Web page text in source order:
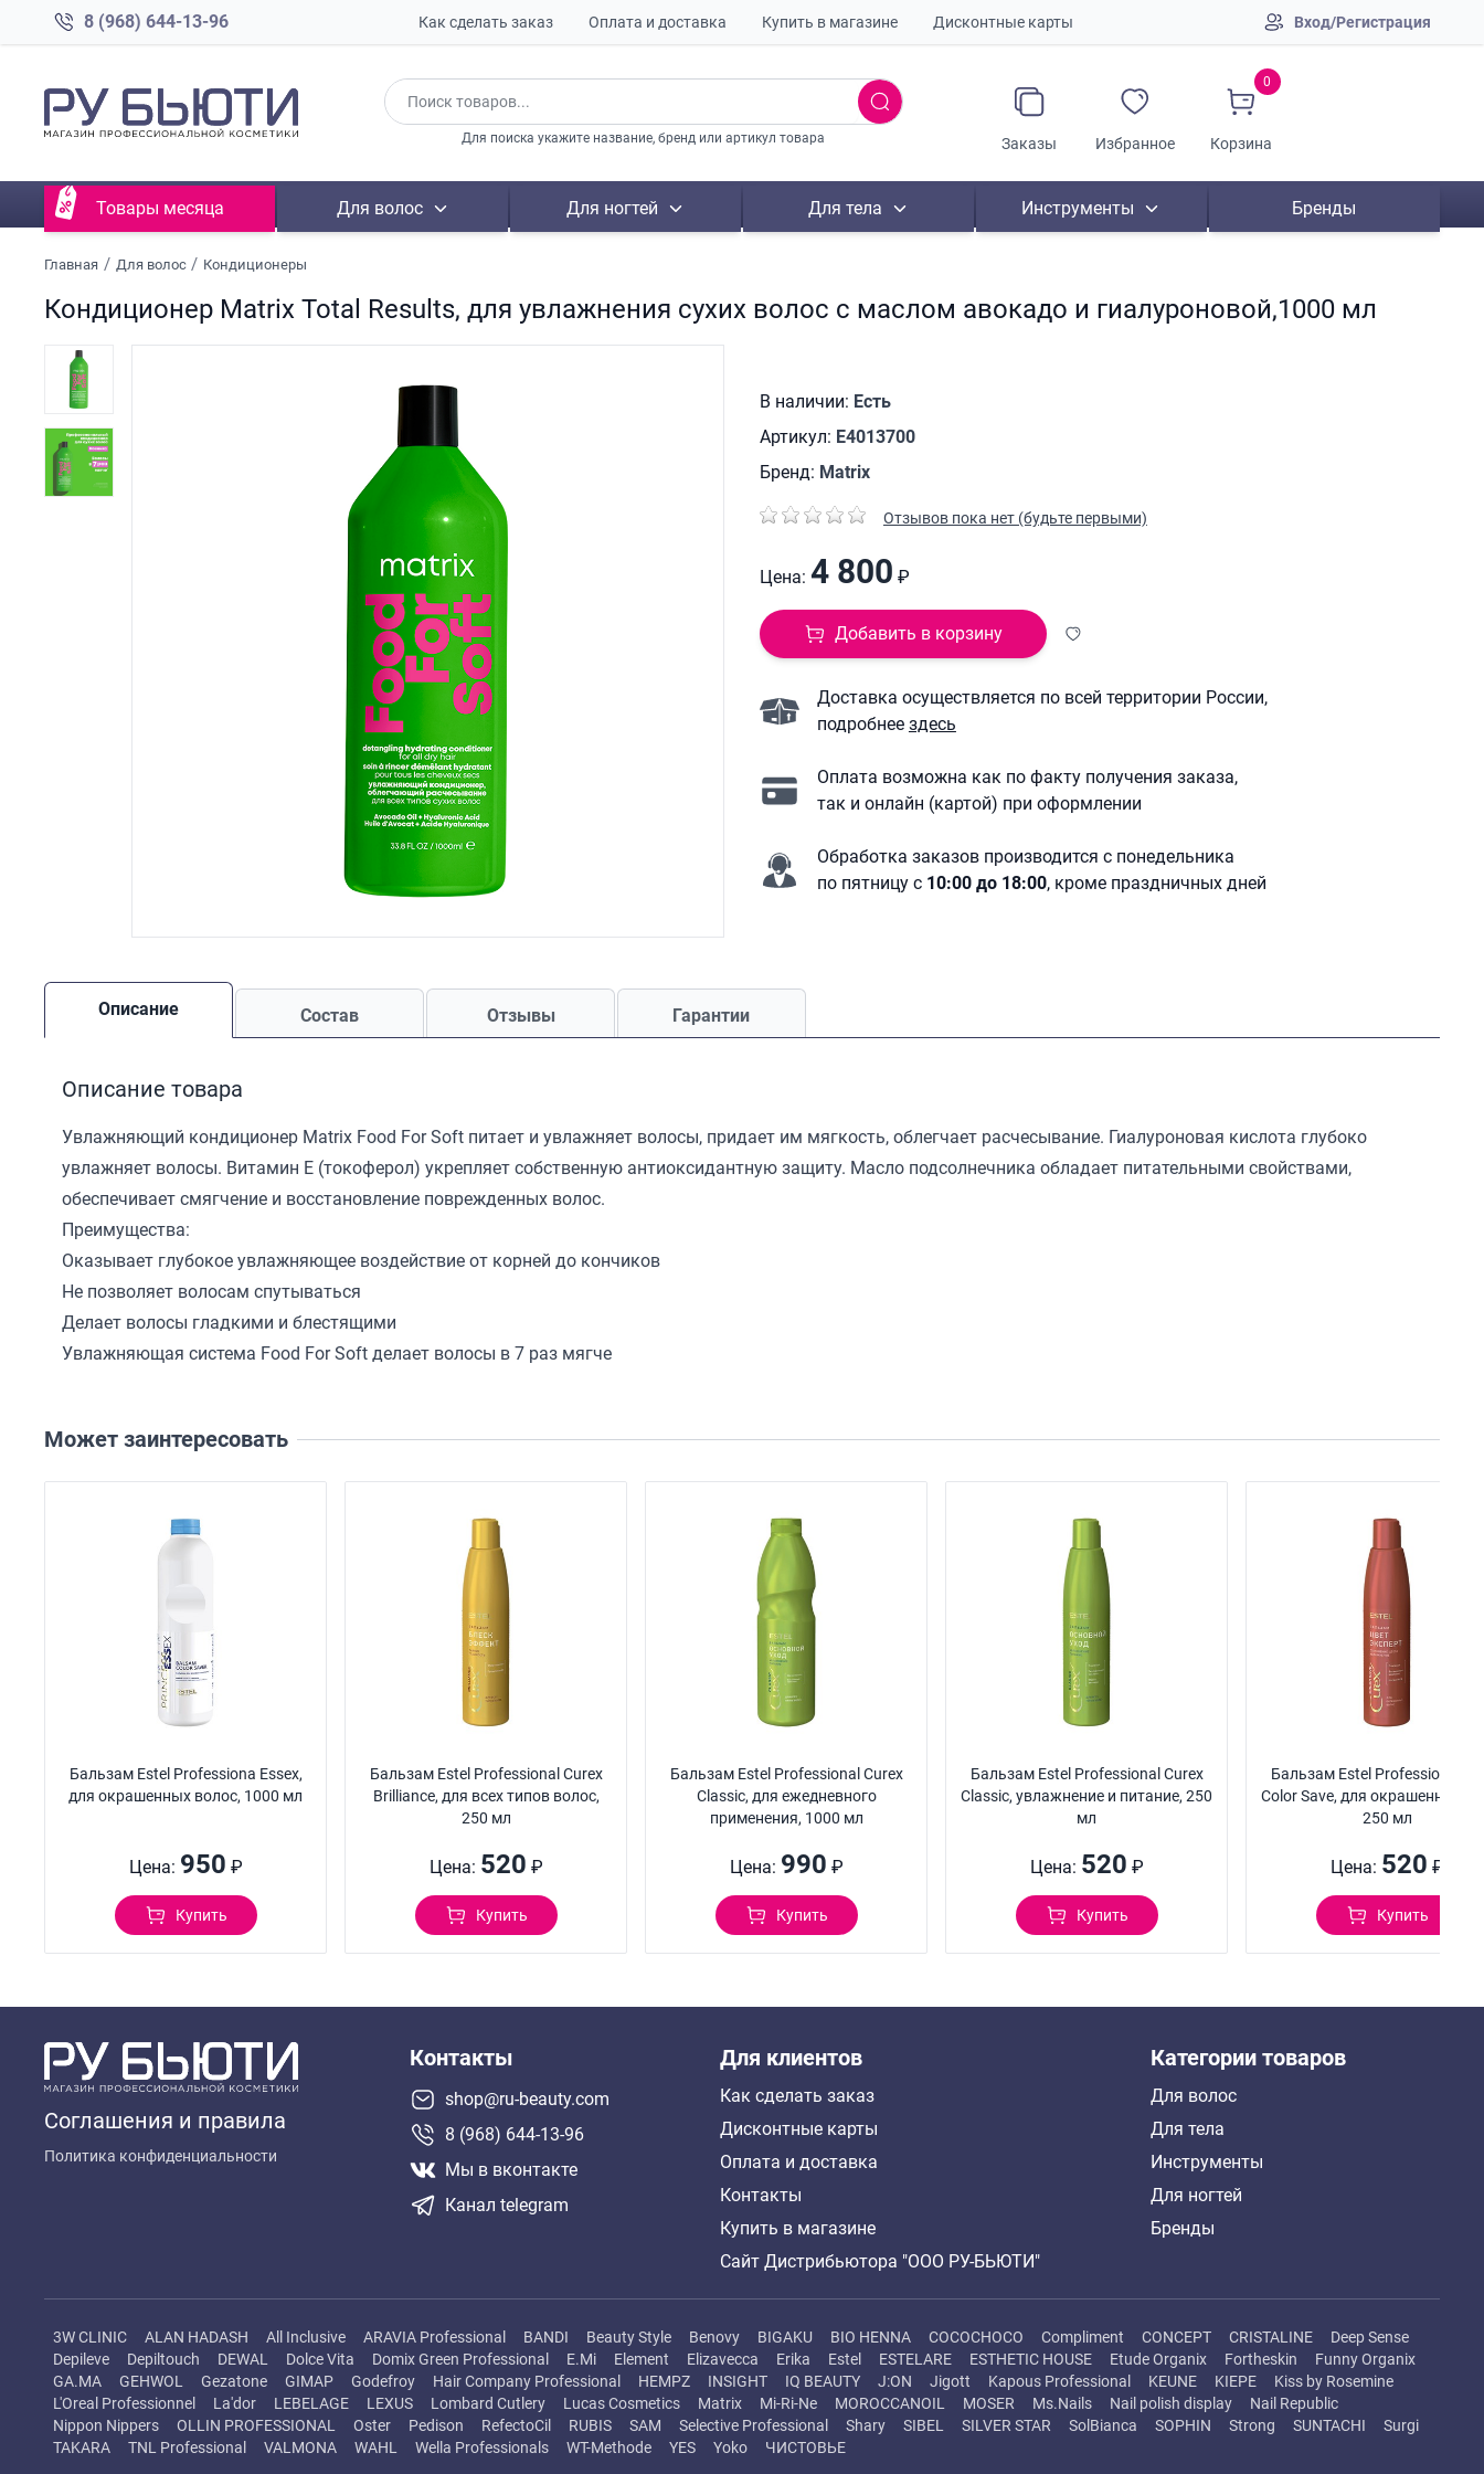
8 (968) 644-13-96 Как сделать заказ Оплата и доставка Купить в магазине Дисконтные карты Вход/Регистрация
Для поиска укажите название, бренд или артикул товара Заказы Избранное Корзина
0
Товары месяца Для волос Для ногтей Для тела Инструменты Бренды
Главная Для волос Кондиционеры
Кондиционер Matrix Total Results, для увлажнения сухих волос с маслом авокадо и гиалуроновой,1000 мл
В наличии: Есть
Артикул: E4013700
Бренд: Matrix
Отзывов пока нет (будьте первыми)
Цена: 4 800 ₽
Добавить в корзину
Доставка осуществляется по всей территории России,
подробнее здесь
Оплата возможна как по факту получения заказа,
так и онлайн (картой) при оформлении
Обработка заказов производится с понедельника
по пятницу с 10:00 до 18:00, кроме праздничных дней
Описание Состав Отзывы Гарантии
Описание товара
Увлажняющий кондиционер Matrix Food For Soft питает и увлажняет волосы, придает им мягкость, облегчает расчесывание. Гиалуроновая кислота глубоко
увлажняет волосы. Витамин E (токоферол) укрепляет собственную антиоксидантную защиту. Масло подсолнечника обладает питательными свойствами,
обеспечивает смягчение и восстановление поврежденных волос.
Преимущества:
Оказывает глубокое увлажняющее воздействие от корней до кончиков
Не позволяет волосам спутываться
Делает волосы гладкими и блестящими
Увлажняющая система Food For Soft делает волосы в 7 раз мягче
Может заинтересовать
Бальзам Estel Professiona Essex,
для окрашенных волос, 1000 мл
Цена: 950 ₽
Купить
Бальзам Estel Professional Curex
Brilliance, для всех типов волос,
250 мл
Цена: 520 ₽
Купить
Бальзам Estel Professional Curex
Classic, для ежедневного
применения, 1000 мл
Цена: 990 ₽
Купить
Бальзам Estel Professional Curex
Classic, увлажнение и питание, 250
мл
Цена: 520 ₽
Купить
Бальзам Estel Professional
Color Save, для окрашенных
250 мл
Цена: 520 ₽
Купить
Соглашения и правила
Политика конфиденциальности
Контакты
shop@ru-beauty.com
8 (968) 644-13-96
Мы в вконтакте
Канал telegram
Для клиентов
Как сделать заказ
Дисконтные карты
Оплата и доставка
Контакты
Купить в магазине
Сайт Дистрибьютора "ООО РУ-БЬЮТИ"
Категории товаров
Для волос
Для тела
Инструменты
Для ногтей
Бренды
3W CLINIC ALAN HADASH All Inclusive ARAVIA Professional BANDI Beauty Style Benovy BIGAKU BIO HENNA COCOCHOCO Compliment CONCEPT CRISTALINE
Deep Sense
Depileve
Depiltouch DEWAL Dolce Vita Domix Green Professional E.Mi Element Elizavecca Erika Estel ESTELARE ESTHETIC HOUSE Etude Organix Fortheskin
Funny Organix
GA.MA
GEHWOL Gezatone GIMAP Godefroy Hair Company Professional HEMPZ INSIGHT IQ BEAUTY J:ON Jigott Kapous Professional KEUNE KIEPE
Kiss by Rosemine
L'Oreal Professionnel
La'dor LEBELAGE LEXUS Lombard Cutlery Lucas Cosmetics Matrix Mi-Ri-Ne MOROCCANOIL MOSER Ms.Nails Nail polish display
Nail Republic
Nippon Nippers
OLLIN PROFESSIONAL Oster Pedison RefectoCil RUBIS SAM Selective Professional Shary SIBEL SILVER STAR SolBianca SOPHIN Strong SUNTACHI
Surgi
TAKARA
TNL Professional VALMONA WAHL Wella Professionals WT-Methode YES Yoko ЧИСТОВЬЕ